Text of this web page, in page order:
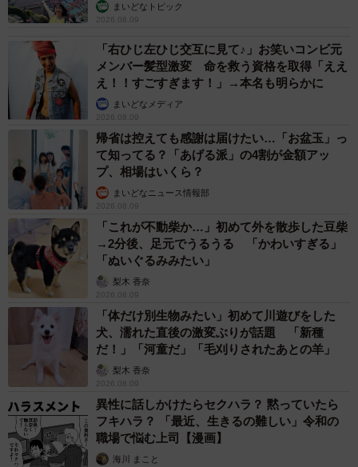
まいどなトピック
2026.08.09
「右ひじ左ひじ交互に見て♪」お笑いコンビ元
メンバー髪型激変 命を救う資格を取得「ええ
え！！すごすぎます！」→本名も明らかに
まいどなメディア
2026.08.09
帰省は控えても感謝は届けたい…「お盆玉」っ
て知ってる？「あげる派」の4割が金額アッ
プ、相場はいくら？
まいどなニュース情報部
2026.08.09
「これが不動柴か…」初めて外を散歩した豆柴
→2分後、足元でうるうる 「かわいすぎる」
「ぬいぐるみみたい」
梨木 香奈
2026.08.09
「体だけ別生物みたい」初めて川遊びをした
犬、濡れた直後の激変ぶりが話題 「新種
だ！」「河童だ」「毛刈りされたあとの羊」
梨木 香奈
2026.08.09
異性に話しかけたらセクハラ？ 黙っていたら
フキハラ？ 「最近、生きるの難しい」令和の
職場で悩む上司【漫画】
海川 まこと